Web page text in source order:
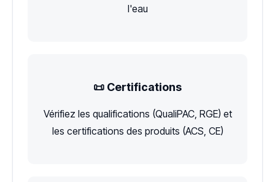
l'eau
📜 Certifications
Vérifiez les qualifications (QualiPAC, RGE) et
les certifications des produits (ACS, CE)